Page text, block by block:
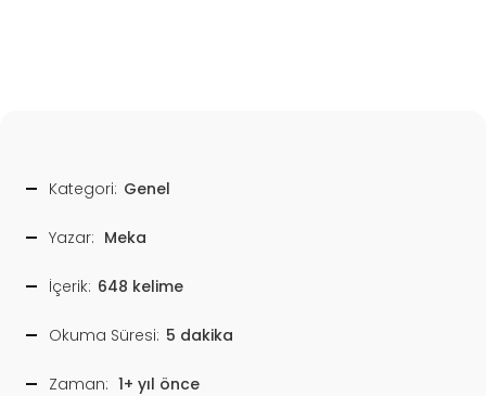
Kategori: Genel
Yazar: Meka
İçerik: 648 kelime
Okuma Süresi: 5 dakika
Zaman: 1+ yıl önce